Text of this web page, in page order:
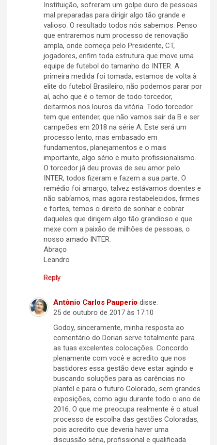
Instituição, sofreram um golpe duro de pessoas
mal preparadas para dirigir algo tão grande e
valioso. O resultado todos nós sabemos. Penso
que entraremos num processo de renovação
ampla, onde começa pelo Presidente, CT,
jogadores, enfim toda estrutura que move uma
equipe de futebol do tamanho do INTER. A
primeira medida foi tomada, estamos de volta à
elite do futebol Brasileiro, não podemos parar por
aí, acho que é o temor de todo torcedor,
deitarmos nos louros da vitória. Todo torcedor
tem que entender, que não vamos sair da B e ser
campeões em 2018 na série A. Este será um
processo lento, mas embasado em
fundamentos, planejamentos e o mais
importante, algo sério e muito profissionalismo.
O torcedor já deu provas de seu amor pelo
INTER, todos fizeram e fazem a sua parte. O
remédio foi amargo, talvez estávamos doentes e
não sabíamos, mas agora restabelecidos, firmes
e fortes, temos o direito de sonhar e cobrar
daqueles que dirigem algo tão grandioso e que
mexe com a paixão de milhões de pessoas, o
nosso amado INTER.
Abraço
Leandro
Reply
Antônio Carlos Pauperio disse:
25 de outubro de 2017 às 17:10
Godoy, sinceramente, minha resposta ao
comentário do Dorian serve totalmente para
as tuas excelentes colocações. Concordo
plenamente com você e acredito que nos
bastidores essa gestão deve estar agindo e
buscando soluções para as carências no
plantel e para o futuro Colorado, sem grandes
exposições, como agiu durante todo o ano de
2016. O que me preocupa realmente é o atual
processo de escolha das gestões Coloradas,
pois acredito que deveria haver uma
discussão séria, profissional e qualificada